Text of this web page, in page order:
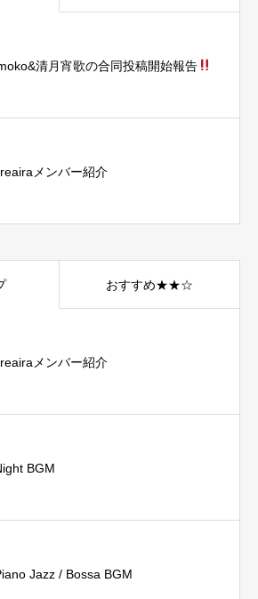
清月宵歌の合同投稿開始報告
メンバー紹介
おすすめ★★☆
メンバー紹介
BGM
Jazz / Bossa BGM